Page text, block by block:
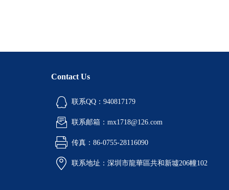
Contact Us
联系QQ：940817179
联系邮箱：mx1718@126.com
传真：86-0755-28116090
联系地址：深圳市龍華區共和新墟206幢102